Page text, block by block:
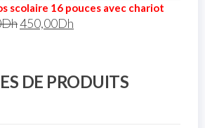
scolaire 16 pouces avec chariot
Dh450,00Dh
DE PRODUITS